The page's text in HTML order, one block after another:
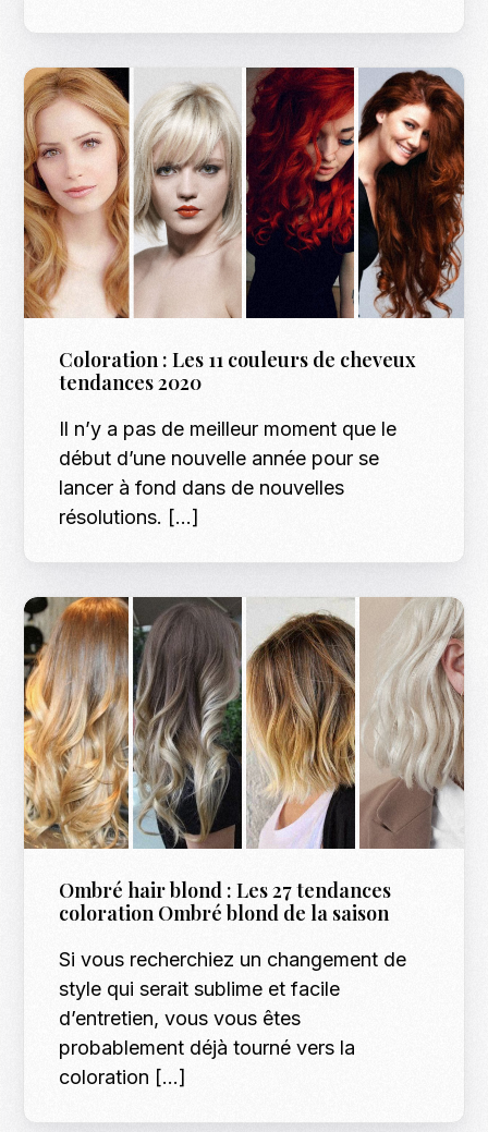
Coloration : Les 11 couleurs de cheveux
tendances 2020
Il n’y a pas de meilleur moment que le
début d’une nouvelle année pour se
lancer à fond dans de nouvelles
résolutions. […]
Ombré hair blond : Les 27 tendances
coloration Ombré blond de la saison
Si vous recherchiez un changement de
style qui serait sublime et facile
d’entretien, vous vous êtes
probablement déjà tourné vers la
coloration […]